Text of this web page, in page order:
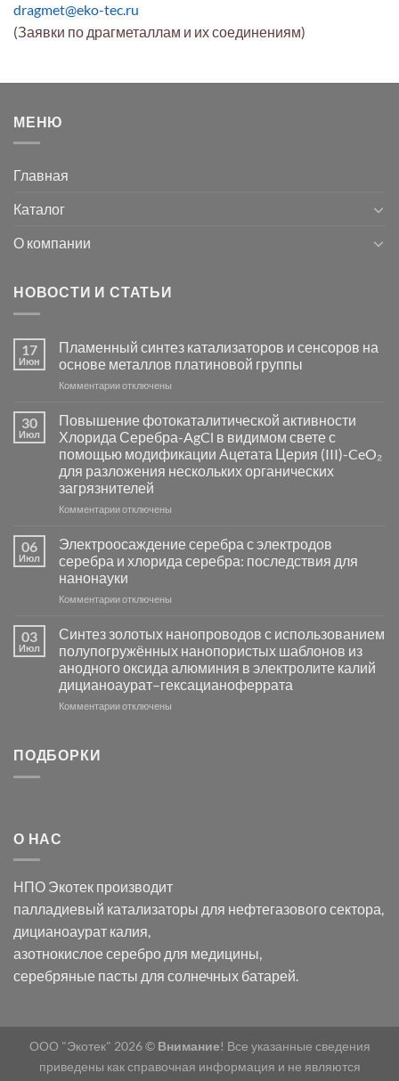
dragmet@eko-tec.ru
(Заявки по драгметаллам и их соединениям)
МЕНЮ
Главная
Каталог
О компании
НОВОСТИ И СТАТЬИ
17
Июн
Пламенный синтез катализаторов и сенсоров на
основе металлов платиновой группы
Комментариик
Пламенный
синтез
катализаторов
и
сенсоров
на
основе
группы
отключены
30
Июл
Повышение фотокаталитической активности
Хлорида Серебра-AgCl в видимом свете с
помощью модификации Ацетата Церия (III)-CeO₂
для разложения нескольких органических
загрязнителей
Комментариик
фотокаталитической
активности
Хлорида
Серебра-
в
видимом
свете
с
помощью
модификации
отключены
06
Июл
Электроосаждение серебра с электродов
серебра и хлорида серебра: последствия для
нанонауки
Комментариик
серебра
с
электродов
серебра
и
отключены
03
Июл
Синтез золотых нанопроводов с использованием
полупогружённых нанопористых шаблонов из
анодного оксида алюминия в электролите калий
дицианоаурат–гексацианоферрата
Комментариик
оксида
в
электролите
калий
дицианоаурат–
гексацианоферрата
отключены
ПОДБОРКИ
О НАС
НПО Экотек производит
палладиевый катализаторы для нефтегазового сектора,
дицианоаурат калия,
азотнокислое серебро для медицины,
серебряные пасты для солнечных батарей.
ООО "Экотек" 2026 © Внимание! Все указанные сведения
приведены как справочная информация и не являются